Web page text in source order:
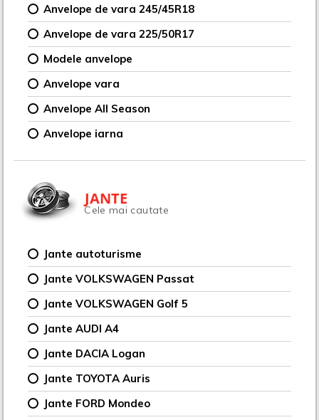
Anvelope de vara 245/45R18
Anvelope de vara 225/50R17
Modele anvelope
Anvelope vara
Anvelope All Season
Anvelope iarna
JANTE
Cele mai cautate
Jante autoturisme
Jante VOLKSWAGEN Passat
Jante VOLKSWAGEN Golf 5
Jante AUDI A4
Jante DACIA Logan
Jante TOYOTA Auris
Jante FORD Mondeo